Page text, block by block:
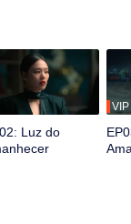
Luz do
VIP